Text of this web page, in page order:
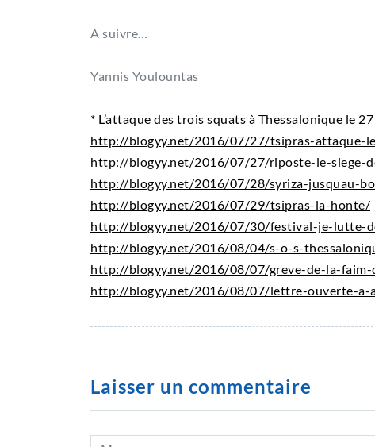
A suivre…
Yannis Youlountas
* L’attaque des trois squats à Thessalonique le
http://blogyy.net/2016/07/27/tsipras-attaque-
http://blogyy.net/2016/07/27/riposte-le-siege-
http://blogyy.net/2016/07/28/syriza-jusquau-
http://blogyy.net/2016/07/29/tsipras-la-honte/
http://blogyy.net/2016/07/30/festival-je-lutte-
http://blogyy.net/2016/08/04/s-o-s-
http://blogyy.net/2016/08/07/greve-de-la-faim-
http://blogyy.net/2016/08/07/lettre-ouverte-a-
Laisser un commentaire